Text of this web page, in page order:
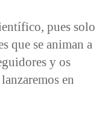
pues solo
que se animan a
y os
en